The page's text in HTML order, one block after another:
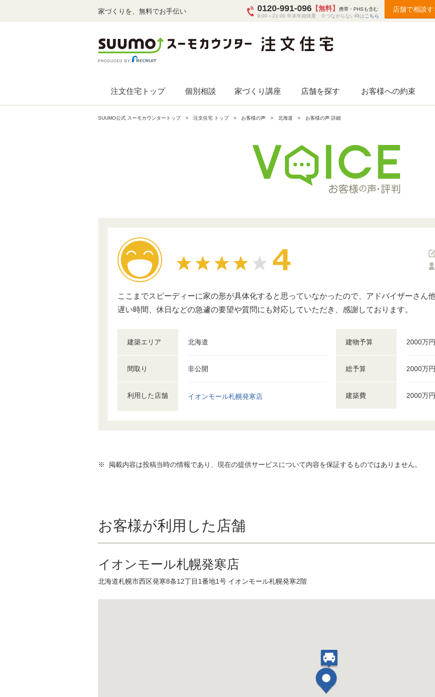
家づくりを、無料でお手伝い 0120-991-096 【無料】
携帯・PHSも含む
9:00～21:00 年末年始休業 ※つながらない時は こちら
店舗で相談す
注文住宅トップ 個別相談 家づくり講座 店舗を探す お客様への約束
SUUMO公式 スーモカウンタートップ 注文住宅 トップ お客様の声 北海道 お客様の声 詳細
ここまでスピーディーに家の形が具体化すると思っていなかったので、アドバイザーさん
遅い時間、休日などの急遽の要望や質問にも対応していただき、感謝しております。
建築エリア 北海道
間取り 非公開
利用した店舗 イオンモール札幌発寒店
建物予算 2000万
総予算 2000万
建築費 2000万
※ 掲載内容は投稿当時の情報であり、現在の提供サービスについて内容を保証するものではありません。
お客様が利用した店舗
イオンモール札幌発寒店
北海道札幌市西区発寒8条12丁目1番地1号 イオンモール札幌発寒2階